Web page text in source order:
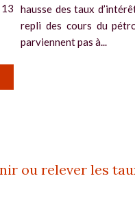
hausse des taux
repli des cours du
parviennent pas à...
ou relever les